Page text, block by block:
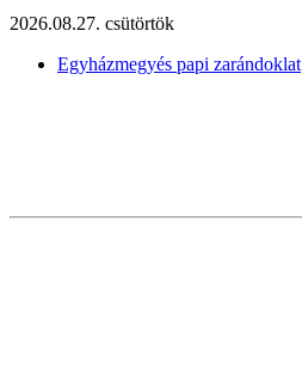
2026.08.27. csütörtök
Egyházmegyés papi zarándoklat